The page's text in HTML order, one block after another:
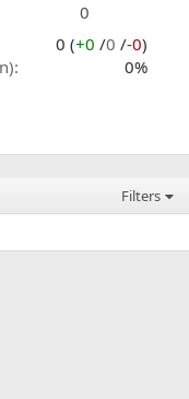
0
0 (+0 /0 /-0)
0%
Filters